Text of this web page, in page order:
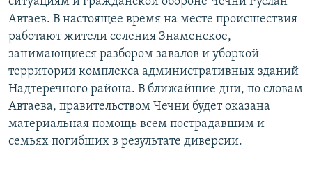
Автаев. В настоящее время на месте происшествия
работают жители селения Знаменское,
занимающиеся разбором завалов и уборкой
территории комплекса административных зданий
Надтеречного района. В ближайшие дни, по словам
Автаева, правительством Чечни будет оказана
материальная помощь всем пострадавшим и
семьях погибших в результате диверсии.